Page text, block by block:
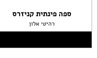
ספה פינתית קניזרס
רהיטי אלון